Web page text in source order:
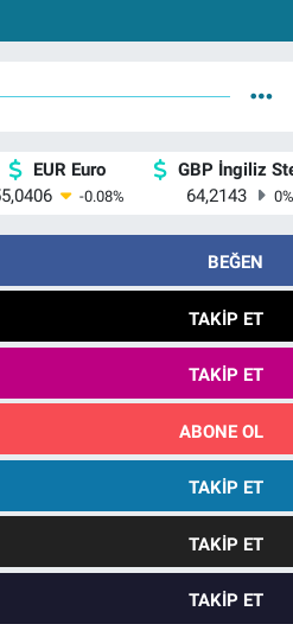
EUR Euro
-0.08%
GBP İngiliz
64,2143
0
BEĞEN
TAKIP ET
TAKIP ET
ABONE OL
TAKIP ET
TAKIP ET
TAKIP ET